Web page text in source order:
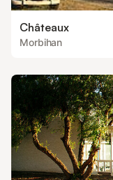
Châteaux
Morbihan